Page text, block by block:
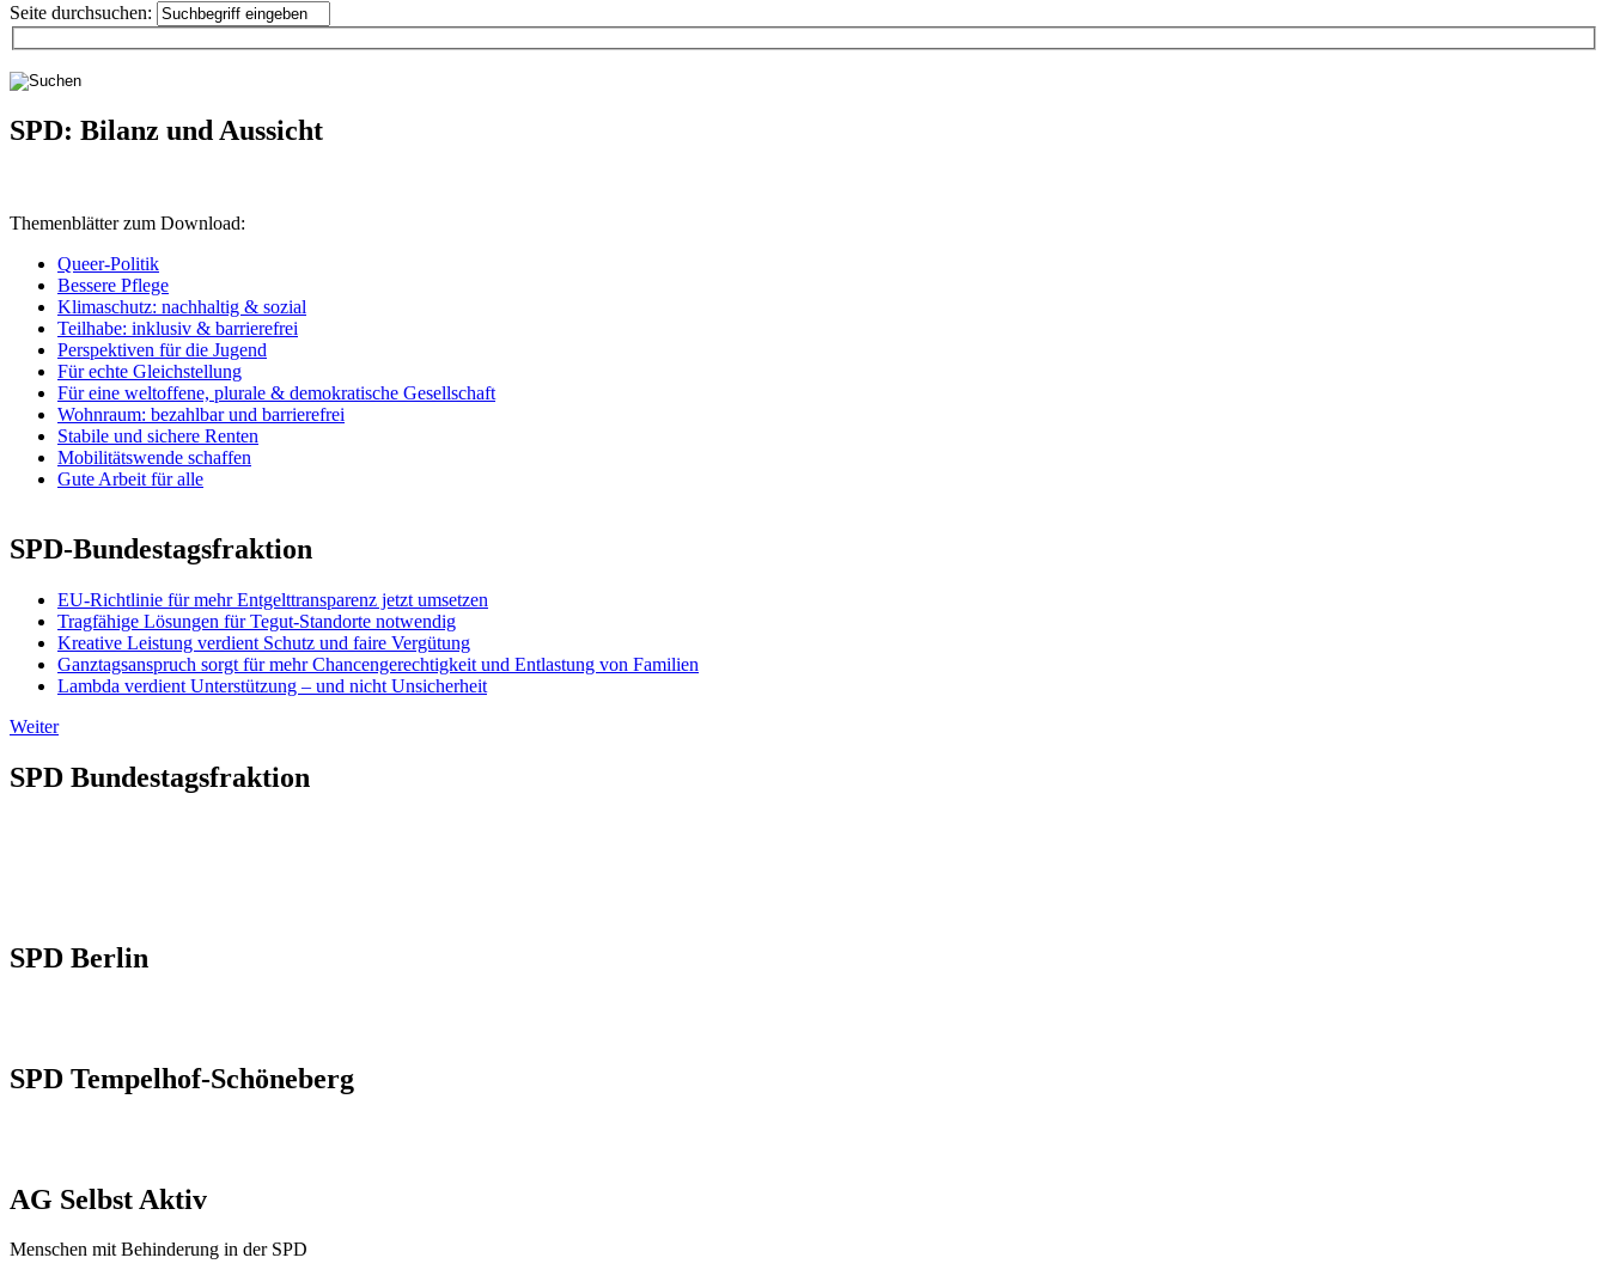
Seite durchsuchen:
SPD: Bilanz und Aussicht
Themenblätter zum Download:
Queer-Politik
Bessere Pflege
Klimaschutz: nachhaltig & sozial
Teilhabe: inklusiv & barrierefrei
Perspektiven für die Jugend
Für echte Gleichstellung
Für eine weltoffene, plurale & demokratische Gesellschaft
Wohnraum: bezahlbar und barrierefrei
Stabile und sichere Renten
Mobilitätswende schaffen
Gute Arbeit für alle
SPD-Bundestagsfraktion
EU-Richtlinie für mehr Entgelttransparenz jetzt umsetzen
Tragfähige Lösungen für Tegut-Standorte notwendig
Kreative Leistung verdient Schutz und faire Vergütung
Ganztagsanspruch sorgt für mehr Chancengerechtigkeit und Entlastung von Familien
Lambda verdient Unterstützung – und nicht Unsicherheit
Weiter
SPD Bundestagsfraktion
SPD Berlin
SPD Tempelhof-Schöneberg
AG Selbst Aktiv
Menschen mit Behinderung in der SPD